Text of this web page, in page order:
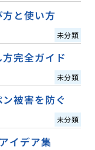
と使い方
未分類
完全ガイド
未分類
被害を防ぐ
未分類
イデア集